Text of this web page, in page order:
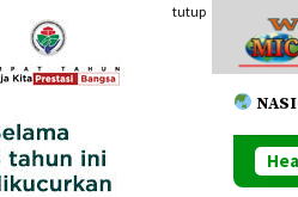
konten
tutup
Juara Pada Turnamen Futsal